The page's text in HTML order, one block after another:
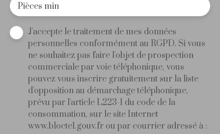
Pièces min
J'accepte le traitement de mes données
personnelles conformément au RGPD. Si vous
ne souhaitez pas faire l'objet de prospection
commerciale par voie téléphonique, vous
pouvez vous inscrire gratuitement sur la liste
d'opposition au démarchage téléphonique,
prévu par l'article L223-1 du code de la
consommation, sur le site Internet
www.bloctel.gouv.fr ou par courrier adressé à :